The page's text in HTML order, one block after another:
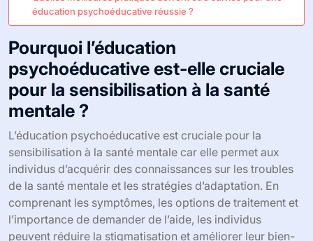
éducation psychoéducative réussie ?
Pourquoi l’éducation
psychoéducative est-elle cruciale
pour la sensibilisation à la santé
mentale ?
L’éducation psychoéducative est cruciale pour la
sensibilisation à la santé mentale car elle permet aux
individus d’acquérir des connaissances sur les troubles
de la santé mentale et les stratégies d’adaptation. En
comprenant les symptômes, les options de traitement et
l’importance de demander de l’aide, les individus
peuvent réduire la stigmatisation et améliorer leur bien-